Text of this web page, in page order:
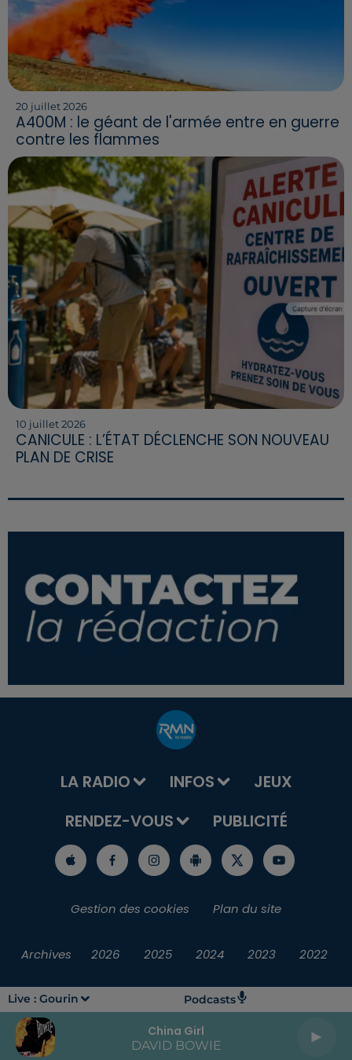
Live : Gourin Podcasts
China Girl
DAVID BOWIE
20 juillet 2026
A400M : le géant de l'armée entre en guerre
contre les flammes
10 juillet 2026
CANICULE : L’ÉTAT DÉCLENCHE SON NOUVEAU
PLAN DE CRISE
LA RADIO INFOS
JEUX
RENDEZ-VOUS
PUBLICITÉ
Gestion des cookies Plan du site
Archives 2026 2025 2024 2023 2022